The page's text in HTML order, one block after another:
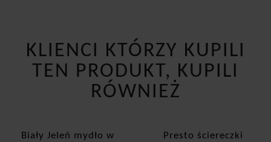
KLIENCI KTÓRZY KUPILI
TEN PRODUKT, KUPILI
RÓWNIEŻ
Biały Jeleń mydło w
Presto ściereczki